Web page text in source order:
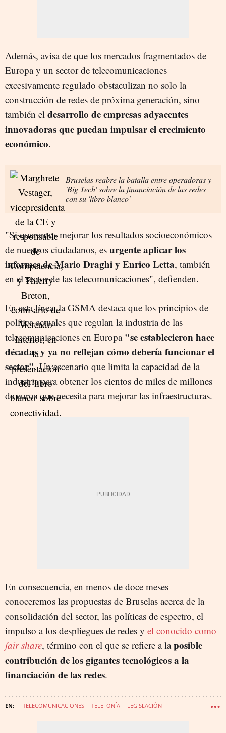
Además, avisa de que los mercados fragmentados de
Europa y un sector de telecomunicaciones
excesivamente regulado obstaculizan no solo la
construcción de redes de próxima generación, sino
también el desarrollo de empresas adyacentes
innovadoras que puedan impulsar el crecimiento
económico.
Bruselas reabre la batalla entre operadoras y
'Big Tech' sobre la financiación de las redes
con su 'libro blanco'
"Si queremos mejorar los resultados socioeconómicos
de nuestros ciudadanos, es urgente aplicar los
informes de Mario Draghi y Enrico Letta, también
en el sector de las telecomunicaciones", defienden.
En esta línea, la GSMA destaca que los principios de
política actuales que regulan la industria de las
telecomunicaciones en Europa"se establecieron hace
décadas y ya no reflejan cómo debería funcionar el
sector". Un escenario que limita la capacidad de la
industria para obtener los cientos de miles de millones
de euros que necesita para mejorar las infraestructuras.
En consecuencia, en menos de doce meses
conoceremos las propuestas de Bruselas acerca de la
consolidación del sector, las políticas de espectro, el
impulso a los despliegues de redes y el conocido como
fair share, término con el que se refiere a laposible
contribución de los gigantes tecnológicos a la
financiación de las redes.
TELECOMUNICACIONES TELEFONÍA LEGISLACIÓN